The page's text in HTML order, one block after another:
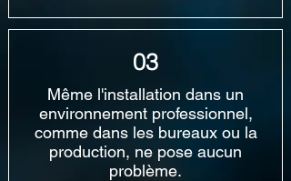
03
Même l'installation dans un
environnement professionnel,
comme dans les bureaux ou la
production, ne pose aucun
problème.